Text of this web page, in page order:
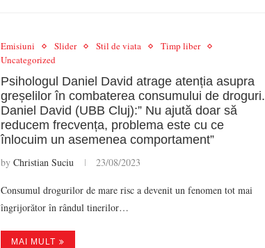
Emisiuni Slider Stil de viata
Timp liber
Uncategorized
Psihologul Daniel David atrage atenția asupra
greșelilor în combaterea consumului de droguri.
Daniel David (UBB Cluj):” Nu ajută doar să
reducem frecvența, problema este cu ce
înlocuim un asemenea comportament”
by Christian Suciu 23/08/2023
Consumul drogurilor de mare risc a devenit un fenomen tot mai
îngrijorător în rândul tinerilor…
MAI MULT